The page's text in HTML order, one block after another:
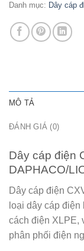
Danh mục: Dây cáp
MÔ TẢ
ĐÁNH GIÁ (0)
Dây cáp điện
DAPHACO/
Dây cáp điện
loại dây cáp
cách điện XLPE,
phân phối điện